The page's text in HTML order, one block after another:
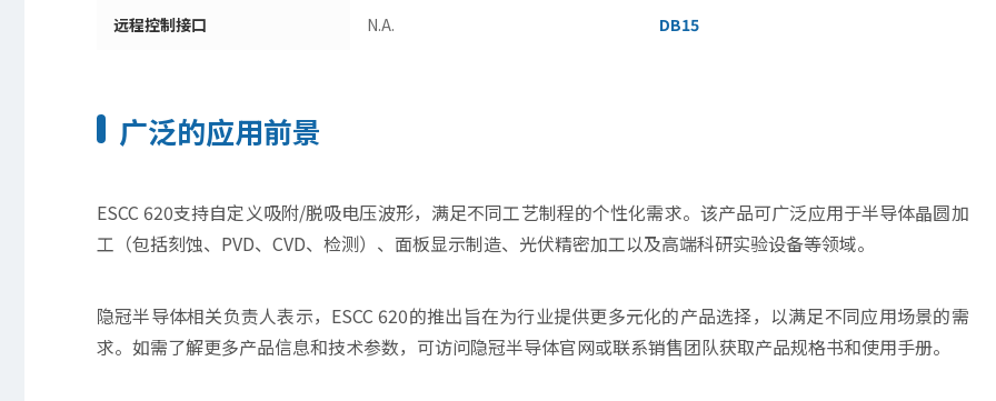
远程控制接口 N.A. DB15
广泛的应用前景
ESCC 620支持自定义吸附/脱吸电压波形，满足不同工艺制程的个性化需求。该产品可广泛应用于半导体晶圆加
工（包括刻蚀、PVD、CVD、检测）、面板显示制造、光伏精密加工以及高端科研实验设备等领域。
隐冠半导体相关负责人表示，ESCC 620的推出旨在为行业提供更多元化的产品选择，以满足不同应用场景的需
求。如需了解更多产品信息和技术参数，可访问隐冠半导体官网或联系销售团队获取产品规格书和使用手册。